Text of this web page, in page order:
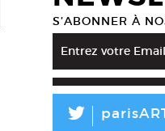
S’ABONNER À
L